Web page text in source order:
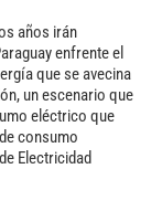
años irán
enfrente el
que se avecina
un escenario que
eléctrico que
consumo
Electricidad